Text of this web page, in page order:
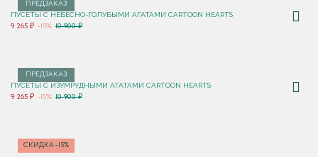
ПРЕДЗАКАЗ
ПУСЕТЫ C НЕБЕСНО-ГОЛУБЫМИ АГАТАМИ CARTOON HEARTS
9 265 ₽ -15% 10 900 ₽
ПРЕДЗАКАЗ
ПУСЕТЫ C ИЗУМРУДНЫМИ АГАТАМИ CARTOON HEARTS
9 265 ₽ -15% 10 900 ₽
СКИДКА -15%